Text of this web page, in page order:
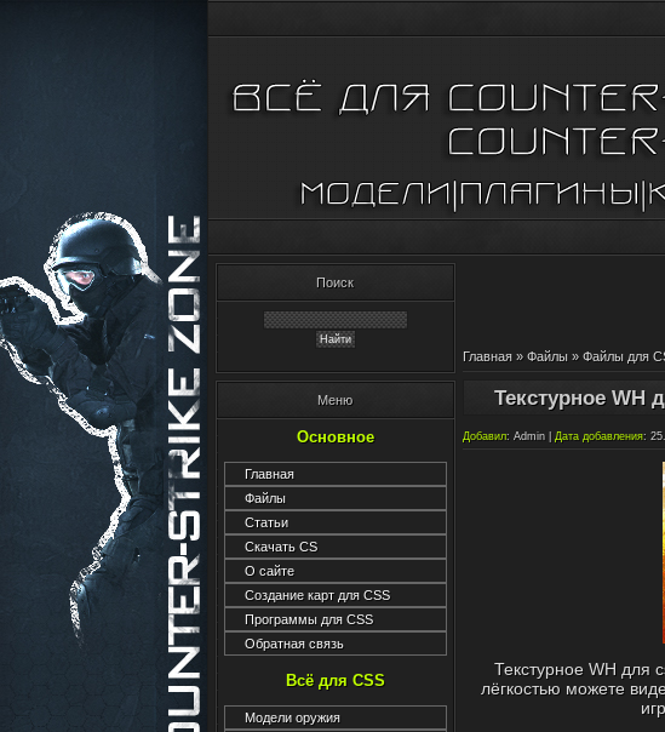
Поиск
Меню
Основное
Главная
Файлы
Статьи
Скачать CS
О сайте
Создание карт для CSS
Программы для CSS
Обратная связь
Всё для CSS
Модели оружия
Главная» Файлы» Файлы для
Текстурное WH
Добавил: Admin| Дата добавления:
Текстурное WH для
лёгкостью можете